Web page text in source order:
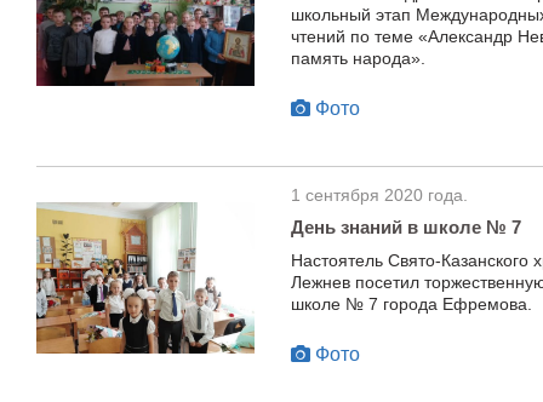
школьный этап
чтений по теме «Александр
память народа».
Фото
1 сентября 2020 года.
День знаний в школе № 7
Настоятель Свято-
Лежнев посетил
школе № 7 города Ефремова.
Фото